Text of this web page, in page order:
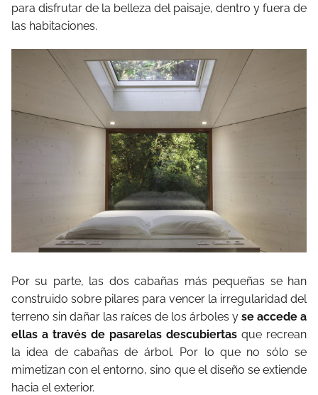
para disfrutar de la belleza del paisaje, dentro y fuera de
las habitaciones.
Por su parte, las dos cabañas más pequeñas se han
construido sobre pilares para vencer la irregularidad del
terreno sin dañar las raíces de los árboles y se accede a
ellas a través de pasarelas descubiertas que recrean
la idea de cabañas de árbol. Por lo que no sólo se
mimetizan con el entorno, sino que el diseño se extiende
hacia el exterior.